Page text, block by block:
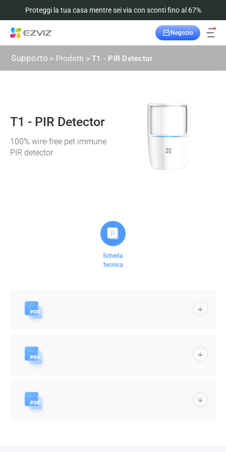
Proteggi la tua casa mentre sei via con sconti fino al 67%
Negozio
Supporto > Prodotti >T1 - PIR Detector
T1 - PIR Detector
100% wire-free pet immune
PIR detector
Scheda
tecnica